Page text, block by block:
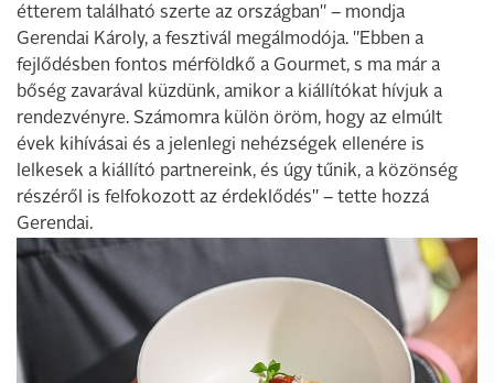
étterem található szerte az országban" – mondja
Gerendai Károly, a fesztivál megálmodója. "Ebben a
fejlődésben fontos mérföldkő a Gourmet, s ma már a
bőség zavarával küzdünk, amikor a kiállítókat hívjuk a
rendezvényre. Számomra külön öröm, hogy az elmúlt
évek kihívásai és a jelenlegi nehézségek ellenére is
lelkesek a kiállító partnereink, és úgy tűnik, a közönség
részéről is felfokozott az érdeklődés" – tette hozzá
Gerendai.